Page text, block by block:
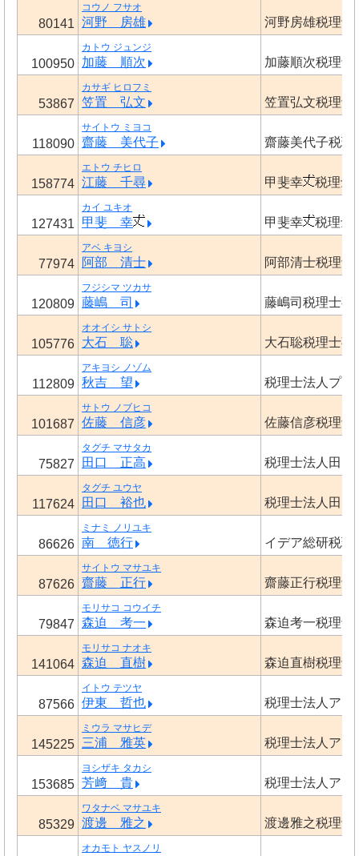
80141
コウノ フサオ
河野 房雄 河野房雄税理士
100950
カトウ ジュンジ
加藤 順次 加藤順次税理士
53867
カサギ ヒロフミ
笠置 弘文 笠置弘文税理士
118090
サイトウ ミヨコ
齋藤 美代子 齋藤美代子税理
158774
エトウ チヒロ
江藤 千尋 甲斐幸 税理士
127431
カイ ユキオ
甲斐 幸 甲斐幸 税理士
77974
アベ キヨシ
阿部 清士 阿部清士税理士
120809
フジシマ ツカサ
藤嶋 司 藤嶋司税理士事
105776
オオイシ サトシ
大石 聡 大石聡税理士事
112809
アキヨシ ノゾム
秋吉 望 税理士法人プ
101687
サトウ ノブヒコ
佐藤 信彦 佐藤信彦税理士
75827
タグチ マサタカ
田口 正高 税理士法人田口
117624
タグチ ユウヤ
田口 裕也 税理士法人田口
86626
ミナミ ノリユキ
南 徳行 イデア総研税理
87626
サイトウ マサユキ
齋藤 正行 齋藤正行税理士
79847
モリサコ コウイチ
森迫 考一 森迫考一税理士
141064
モリサコ ナオキ
森迫 直樹 森迫直樹税理士
87566
イトウ テツヤ
伊東 哲也 税理士法人アー
145225
ミウラ マサヒデ
三浦 雅英 税理士法人アー
153685
ヨシザキ タカシ
芳﨑 貴 税理士法人アー
85329
ワタナベ マサユキ
渡邊 雅之 渡邊雅之税理士
オカモト ヤスノリ